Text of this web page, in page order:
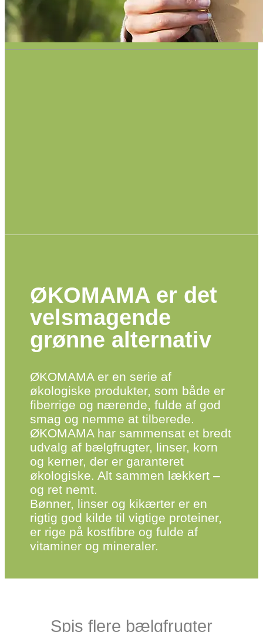
ØKOMAMA er det
vel­smagende
grønne alternativ
ØKOMAMA er en serie af
økologiske produkter, som både er
fiberrige og nærende, fulde af god
smag og nemme at tilberede.
ØKOMAMA har sammensat et bredt
udvalg af bælgfrugter, linser, korn
og kerner, der er garanteret
økologiske. Alt sammen lækkert –
og ret nemt.
Bønner, linser og kikærter er en
rigtig god kilde til vigtige proteiner,
er rige på kostfibre og fulde af
vitaminer og mineraler.
Spis flere bælgfrugter